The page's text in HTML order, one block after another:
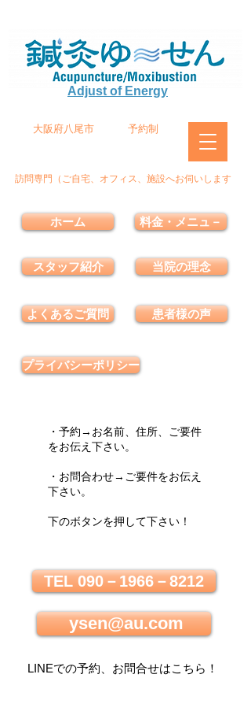
Adjust of Energy
大阪府八尾市 予約制
訪問専門（ご自宅、オフィス、施設へお伺いします
ホーム
スタッフ紹介
よくあるご質問
料金・メニュ－
当院の理念
患者様の声
プライバシーポリシー
・予約→お名前、住所、ご要件
をお伝え下さい。
・お問合わせ→ご要件をお伝え
下さい。
下のボタンを押して下さい！
TEL 090－1966－8212
ysen@au.com
LINEでの予約、お問合せはこちら ！